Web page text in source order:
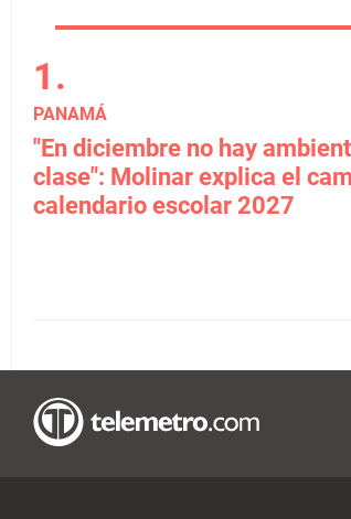
PANAMÁ
"En diciembre no hay
clase": Molinar explica el
calendario escolar 2027